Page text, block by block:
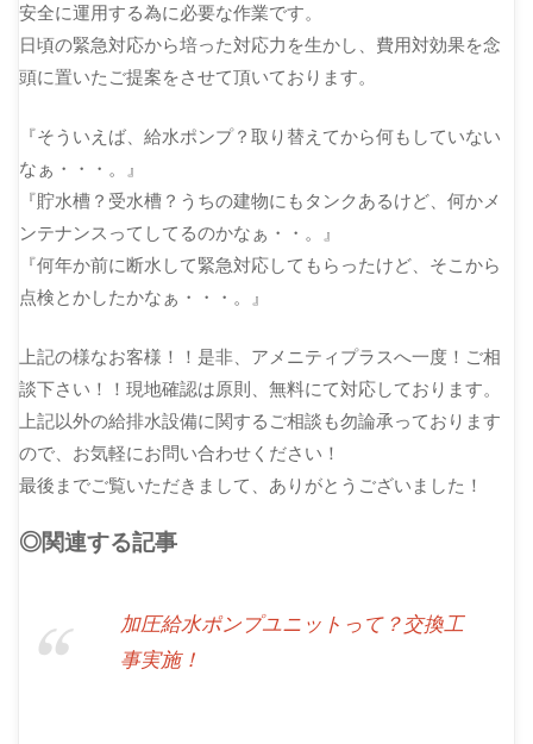
安全に運用する為に必要な作業です。
日頃の緊急対応から培った対応力を生かし、費用対効果を念
頭に置いたご提案をさせて頂いております。
『そういえば、給水ポンプ？取り替えてから何もしていない
なぁ・・・。』
『貯水槽？受水槽？うちの建物にもタンクあるけど、何かメ
ンテナンスってしてるのかなぁ・・。』
『何年か前に断水して緊急対応してもらったけど、そこから
点検とかしたかなぁ・・・。』
上記の様なお客様！！是非、アメニティプラスへ一度！ご相
談下さい！！現地確認は原則、無料にて対応しております。
上記以外の給排水設備に関するご相談も勿論承っております
ので、お気軽にお問い合わせください！
最後までご覧いただきまして、ありがとうございました！
◎関連する記事
加圧給水ポンプユニットって？交換工
事実施！